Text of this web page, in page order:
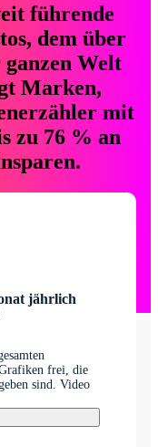
führende
dem über
Welt
Marken,
mit
zu 76 % an
jährlich
frei, die
sind. Video